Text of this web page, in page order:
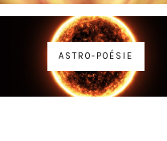
ASTRO-POÉSIE